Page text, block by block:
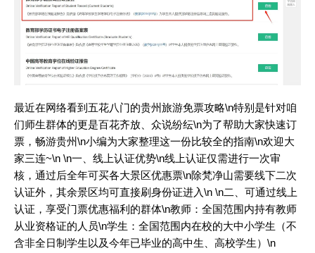
最近在网络看到五花八门的贵州旅游免票攻略\n特别是针对咱
们师生群体的更是百花齐放、众说纷纭\n为了帮助大家快速订
票，畅游贵州\n小编为大家整理这一份比较全的指南\n欢迎大
家三连~\n \n一、线上认证优势\n线上认证仅需进行一次审
核，通过后全年可买各大景区优惠票\n除梵净山需要线下二次
认证外，其余景区均可直接刷身份证进入\n \n二、可通过线上
认证，享受门票优惠福利的群体\n教师：全国范围内持有教师
从业资格证的人员\n学生：全国范围内在校的大中小学生（不
含非全日制学生以及今年已毕业的高中生、高校学生）\n